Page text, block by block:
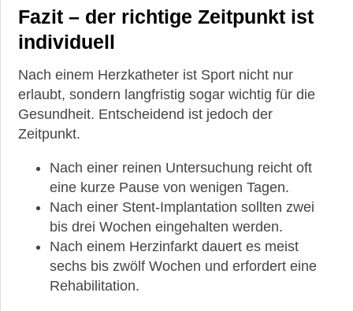
Fazit – der richtige Zeitpunkt ist
individuell
Nach einem Herzkatheter ist Sport nicht nur
erlaubt, sondern langfristig sogar wichtig für die
Gesundheit. Entscheidend ist jedoch der
Zeitpunkt.
Nach einer reinen Untersuchung reicht oft
eine kurze Pause von wenigen Tagen.
Nach einer Stent-Implantation sollten zwei
bis drei Wochen eingehalten werden.
Nach einem Herzinfarkt dauert es meist
sechs bis zwölf Wochen und erfordert eine
Rehabilitation.